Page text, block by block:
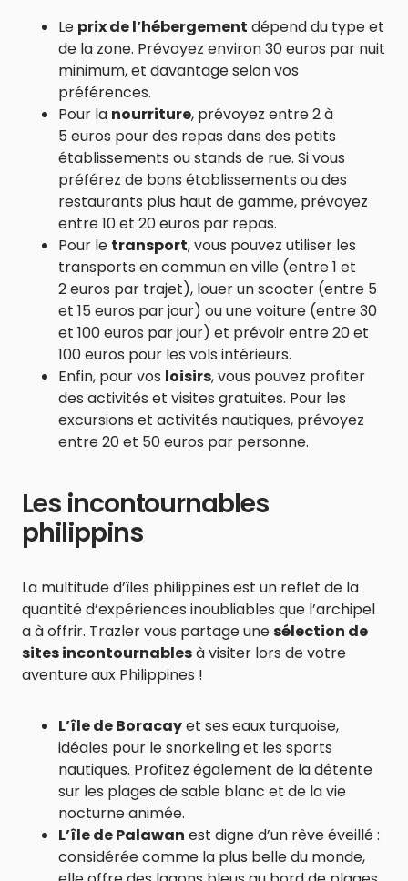
Le prix de l’hébergement dépend du type et
de la zone. Prévoyez environ 30 euros par nuit
minimum, et davantage selon vos
préférences.
Pour la nourriture, prévoyez entre 2 à
5 euros pour des repas dans des petits
établissements ou stands de rue. Si vous
préférez de bons établissements ou des
restaurants plus haut de gamme, prévoyez
entre 10 et 20 euros par repas.
Pour le transport, vous pouvez utiliser les
transports en commun en ville (entre 1 et
2 euros par trajet), louer un scooter (entre 5
et 15 euros par jour) ou une voiture (entre 30
et 100 euros par jour) et prévoir entre 20 et
100 euros pour les vols intérieurs.
Enfin, pour vos loisirs, vous pouvez profiter
des activités et visites gratuites. Pour les
excursions et activités nautiques, prévoyez
entre 20 et 50 euros par personne.
Les incontournables
philippins
La multitude d’îles philippines est un reflet de la
quantité d’expériences inoubliables que l’archipel
a à offrir. Trazler vous partage unesélection de
sites incontournablesà visiter lors de votre
aventure aux Philippines !
L’île de Boracayet ses eaux turquoise,
idéales pour le snorkeling et les sports
nautiques. Profitez également de la détente
sur les plages de sable blanc et de la vie
nocturne animée.
L’île de Palawan est digne d’un rêve éveillé :
considérée comme la plus belle du monde,